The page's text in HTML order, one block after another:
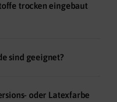
trocken eingebaut
sind geeignet?
oder Latexfarbe